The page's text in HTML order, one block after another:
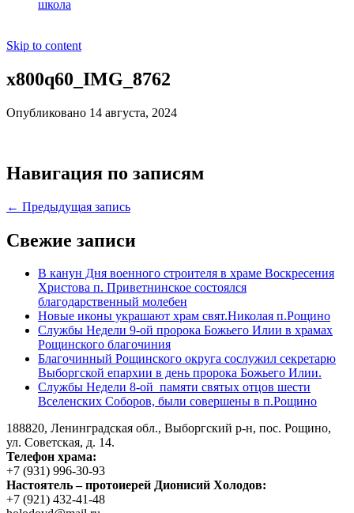
школа
Skip to content
x800q60_IMG_8762
Опубликовано 14 августа, 2024
Навигация по записям
← Предыдущая запись
Свежие записи
В канун Дня военного строителя в храме Воскресения
Христова п. Приветнинское состоялся
благодарственный молебен
Новые иконы украшают храм свят.Николая п.Рощино
Службы Недели 9-ой пророка Божьего Илии в храмах
Рощинского благочиния
Благочинный Рощинского округа сослужил секретарю
Выборгской епархии в день пророка Божьего Илии.
Службы Недели 8-ой памяти святых отцов шести
Вселенских Соборов, были совершены в п.Рощино
188820, Ленинградская обл., Выборгский р-н, пос. Рощино,
ул. Советская, д. 14.
Телефон храма:
+7 (931) 996-30-93
Настоятель – протоиерей Дионисий Холодов:
+7 (921) 432-41-48